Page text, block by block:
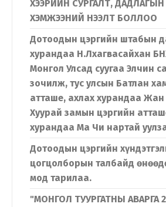
ХЭЭРИЙН СУРГАЛТ, ДАДЛАГЫН
ХЭМЖЭЭНИЙ НЭЭЛТ БОЛЛОО
Дотоодын цэргийн штабын
хурандаа Н.Лхагвасайхан
Монгол Улсад суугаа Элчин
зочилж, тус улсын Батлан
атташе, ахлах хурандаа
Хуурай замын цэргийн
хурандаа Ма Чи нартай
Дотоодын цэргийн
цогцолборын талбайд
мод тарилаа.
"МОНГОЛ ТУУРГАТНЫ АВАРГА